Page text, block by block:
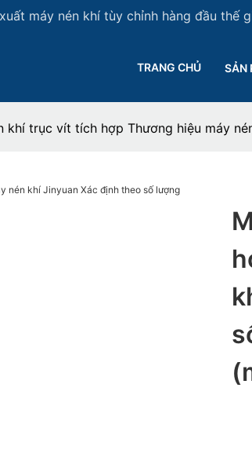
máy nén khí tùy chỉnh hàng đầu thế
TRANG CHỦ SẢN
khí trục vít tích hợp Thương hiệu máy